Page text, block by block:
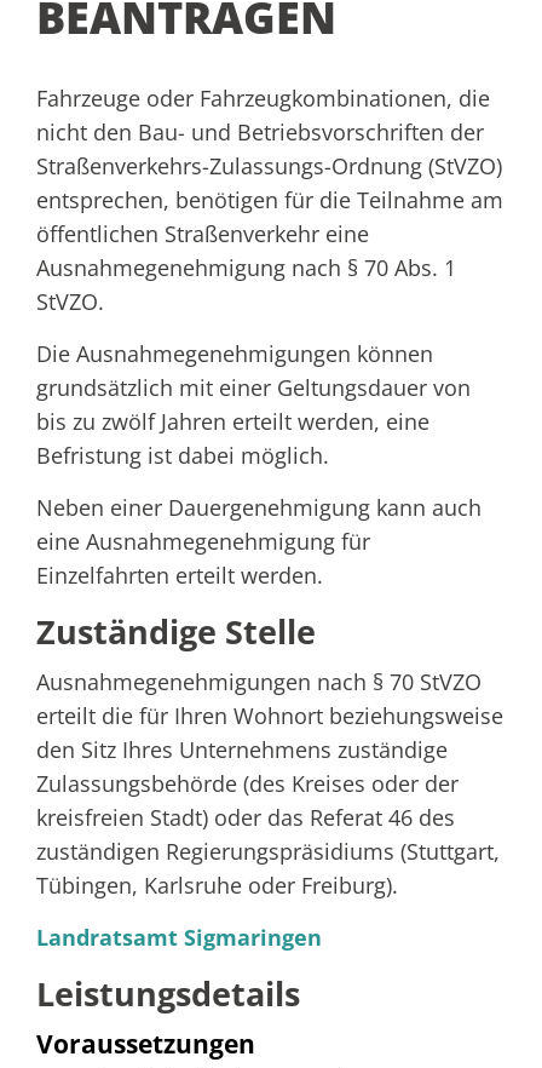
BEANTRAGEN
Fahrzeuge oder Fahrzeugkombinationen, die
nicht den Bau- und Betriebsvorschriften der
Straßenverkehrs-Zulassungs-Ordnung (StVZO)
entsprechen, benötigen für die Teilnahme am
öffentlichen Straßenverkehr eine
Ausnahmegenehmigung nach § 70 Abs. 1
StVZO.
Die Ausnahmegenehmigungen können
grundsätzlich mit einer Geltungsdauer von
bis zu zwölf Jahren erteilt werden, eine
Befristung ist dabei möglich.
Neben einer Dauergenehmigung kann auch
eine Ausnahmegenehmigung für
Einzelfahrten erteilt werden.
Zuständige Stelle
Ausnahmegenehmigungen nach § 70 StVZO
erteilt die für Ihren Wohnort beziehungsweise
den Sitz Ihres Unternehmens zuständige
Zulassungsbehörde (des Kreises oder der
kreisfreien Stadt) oder das Referat 46 des
zuständigen Regierungspräsidiums (Stuttgart,
Tübingen, Karlsruhe oder Freiburg).
Landratsamt Sigmaringen
Leistungsdetails
Voraussetzungen